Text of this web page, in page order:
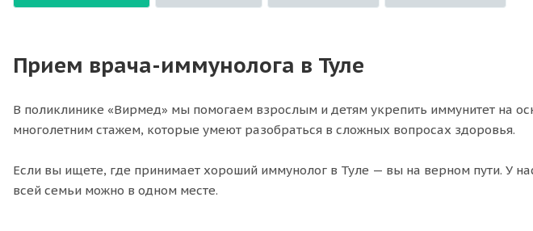
Прием врача-иммунолога в Туле
В поликлинике «Вирмед» мы помогаем взрослым и детям укрепить иммунитет на
многолетним стажем, которые умеют разобраться в сложных вопросах здоровья.
Если вы ищете, где принимает хороший иммунолог в Туле — вы на верном пути. У
всей семьи можно в одном месте.